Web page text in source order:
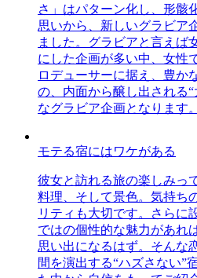
さ」はパターン化し、形骸
思いから、新しいグラビア
ました。グラビアと言えば
にした企画が多い中、女性
ロデューサーに据え、豊か
の、内面から醸し出される
なグラビア企画となります。
モテる宿にはワケがある
彼女と訪れる旅の楽しみ
料理、そして景色。気持ち
リティも大切です。さらに
ではの個性的な魅力があれ
思い出になるはず。そんな
間を演出する“ハズさない”